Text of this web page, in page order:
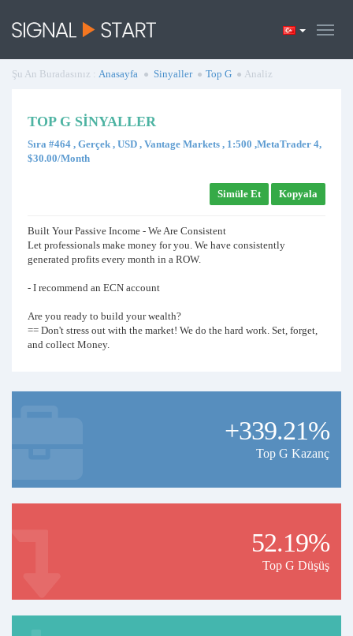
Şu An Buradasınız : Anasayfa Sinyaller Top G Analiz
TOP G SINYALLER
Sıra #464 , Gerçek , USD , Vantage Markets , 1:500 ,MetaTrader 4,
$30.00/Month
Simüle Et Kopyala
Built Your Passive Income - We Are Consistent
Let professionals make money for you. We have consistently
generated profits every month in a ROW.
- I recommend an ECN account
Are you ready to build your wealth?
== Don't stress out with the market! We do the hard work. Set, forget,
and collect Money.
+339.21%
Top G Kazanç
52.19%
Top G Düşüş